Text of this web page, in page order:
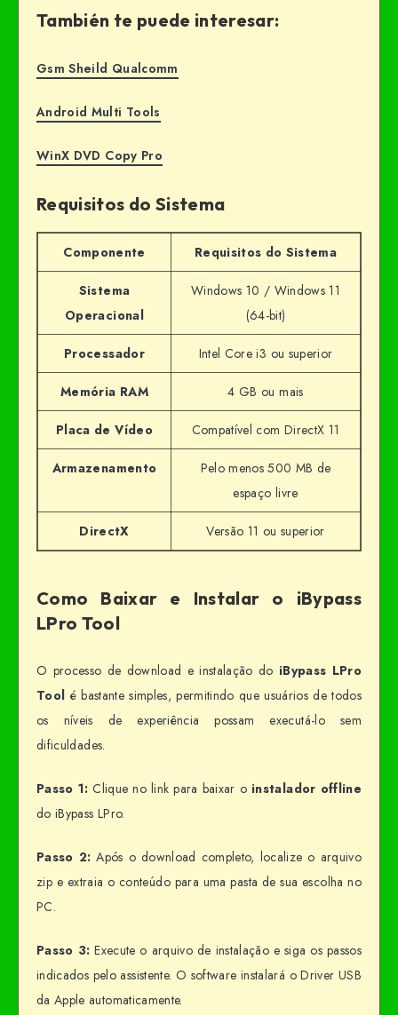
También te puede interesar:
Gsm Sheild Qualcomm
Android Multi Tools
WinX DVD Copy Pro
Requisitos do Sistema
Componente Requisitos do Sistema
Sistema
Operacional
Windows 10 / Windows 11
(64-bit)
Processador Intel Core i3 ou superior
Memória RAM 4 GB ou mais
Placa de Vídeo Compatível com DirectX 11
Armazenamento
Pelo menos 500 MB de
espaço livre
DirectX Versão 11 ou superior
Como Baixar e Instalar o iBypass
LPro Tool
O processo de download e instalação do iBypass LPro
Tool é bastante simples, permitindo que usuários de todos
os níveis de experiência possam executá-lo sem
dificuldades.
Passo 1: Clique no link para baixar o instalador offline
do iBypass LPro.
Passo 2: Após o download completo, localize o arquivo
zip e extraia o conteúdo para uma pasta de sua escolha no
PC.
Passo 3: Execute o arquivo de instalação e siga os passos
indicados pelo assistente. O software instalará o Driver USB
da Apple automaticamente.